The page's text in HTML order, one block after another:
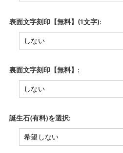
表面文字刻印【無料】(1文字):
裏面文字刻印【無料】:
誕生石(有料)を選択: